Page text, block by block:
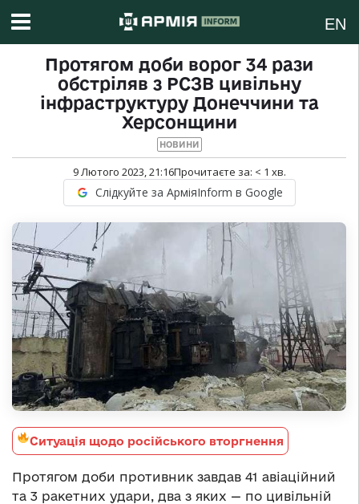
EN
Протягом доби ворог 34 рази
обстріляв з РСЗВ цивільну
інфраструктуру Донеччини та
Херсонщини
НОВИНИ
9 Лютого 2023, 21:16Прочитаєте за: < 1 хв.
Слідкуйте за АрміяInform в Google
Ситуація щодо російського вторгнення
Протягом доби противник завдав 41 авіаційний
та 3 ракетних удари, два з яких — по цивільній